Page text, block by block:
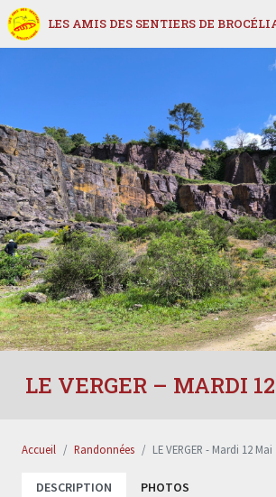
LES AMIS DES SENTIERS DE
LE VERGER – MARDI
Accueil Randonnées LE VERGER - Mardi 12 Mai
DESCRIPTION PHOTOS